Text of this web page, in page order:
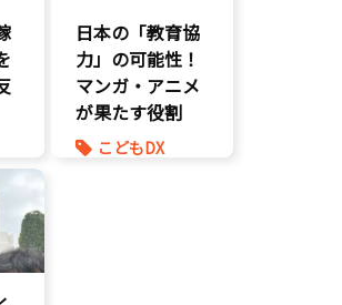
日本の「教育協
力」の可能性！
マンガ・アニメ
が果たす役割
こどもDX